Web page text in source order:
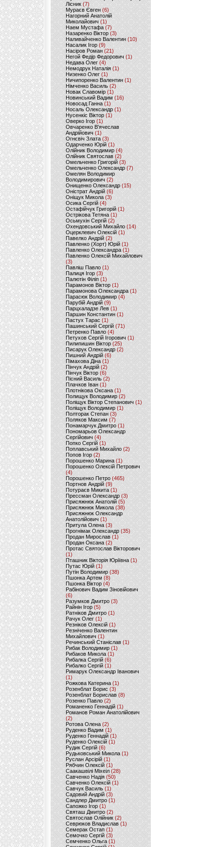
Лісник (7)
Мураєв Євген(6)
Нагорний Анатолій
Миколайович (1)
Наем Мустафа (7)
Назаренко Віктор (3)
Наливайченко Валентин (10)
Насалик Ігор(9)
Насіров Роман (21)
Негой Федір Федорович(1)
Недава Олег(4)
Немодрук Наталія(1)
Низенко Олег (1)
Ничипоренко Валентин (1)
Німченко Василь (2)
Новак Славомір (1)
Новинський Вадим (16)
Новосад Ганна (1)
Носаль Олександр (1)
Нусенкіс Віктор (1)
Оверко Ігор (1)
Овчаренко В'ячеслав
Андрійович(1)
Огнєвіч Злата (3)
Одарченко Юрій(1)
Олійник Володимир (4)
Олійник Святослав (2)
Омельченко Григорій (3)
Омельченко Олександр(7)
Омелян Володимир
Володимирович (2)
Онищенко Олександр (15)
Оністрат Андрій (6)
Оніщук Микола (3)
Осика Сергій(4)
Остафійчук Григорій(1)
Острікова Тетяна (1)
Осьмухін Сергій (2)
Охендовський Михайло (14)
Оцерклевич Олексій (1)
Павелко Андрій (2)
Павленко (Хорт) Юрій (1)
Павленко Олександра (1)
Павленко Олексій Михайлович
(3)
Павліш Павло(1)
Палиця Ігор (3)
Палютін Філіп(1)
Парамонов Віктор (1)
Парамонова Олександра(1)
Парасюк Володимир(4)
Парубій Андрій (9)
Парцхаладзе Лев (1)
Паршин Константин(1)
Пастух Тарас (1)
Пашинський Сергій (71)
Петренко Павло (4)
Петухов Сергій Ігорович (1)
Пилипишин Віктор(25)
Писарук Олександр(2)
Пишний Андрій (6)
Пімахова Діна(1)
Пінчук Андрій(2)
Пінчук Віктор (6)
Пісний Василь (2)
Плачков Іван(1)
Плотнікова Оксана (1)
Полищук Володимир(2)
Поліщук Віктор Степанович(1)
Поліщук Володимир (1)
Полторак Степан(3)
Поляков Максим (7)
Понамарчук Дмитро (1)
Пономарьов Олександр
Сергійович(4)
Попко Сергій (1)
Поплавський Михайло (2)
Попов Ігор(2)
Порошенко Марина (1)
Порошенко Олексій Петрович
(4)
Порошенко Петро (465)
Портнов Андрій (9)
Потураєв Микита(1)
Прессман Олександр(3)
Присяжнюк Анатолій (5)
Присяжнюк Микола (38)
Присяжнюк Олександр
Анатолійович (1)
Притула Олена (3)
Прогнімак Олександр(35)
Продан Мирослав(1)
Продан Оксана (2)
Протас Святослав Вікторович
(1)
Пташник Вікторія Юріївна (1)
Путас Юрій (1)
Путін Володимир(38)
Пшонка Артем (8)
Пшонка Віктор(4)
Рабінович Вадим Зіновійович
(6)
Разумков Дмитро (3)
Райнін Ігор(5)
Ратніков Дмитро (1)
Рачук Олег (1)
Резніков Олексій(1)
Резніченко Валентин
Михайлович (1)
Речинський Станіслав (1)
Рибак Володимир(1)
Рибаков Микола(1)
Рибалка Сергій (6)
Рибалко Сергій (1)
Римарук Олександр Іванович
(1)
Рожкова Катерина(1)
Розенблат Борис (3)
Розенблат Борислав (8)
Розенко Павло (2)
Романенко Геннадій (1)
Романов Роман Анатолійович
(2)
Ротова Олена(2)
Руденко Вадим (1)
Руденко Геннадій (1)
Руденко Олексій(1)
Рудик Сергій(6)
Рудьковський Микола (1)
Руслан Арсірій(1)
Рябчин Олексій (1)
Саакашвілі Міхеіл(28)
Савченко Надія (50)
Савченко Олексій(1)
Савчук Василь (1)
Садовий Андрій (3)
Сандлер Дмитро(1)
Сапожко Ігор(1)
Святаш Дмитро (2)
Святослав Олійник (2)
Севрюков Владислав (1)
Семерак Остап (1)
Семочко Сергій (3)
Семченко Ольга (1)